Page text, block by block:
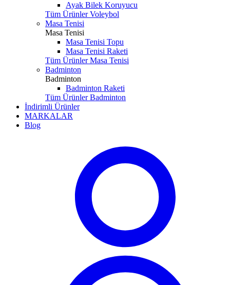
Ayak Bilek Koruyucu
Tüm Ürünler Voleybol
Masa Tenisi
Masa Tenisi
Masa Tenisi Topu
Masa Tenisi Raketi
Tüm Ürünler Masa Tenisi
Badminton
Badminton
Badminton Raketi
Tüm Ürünler Badminton
İndirimli Ürünler
MARKALAR
Blog